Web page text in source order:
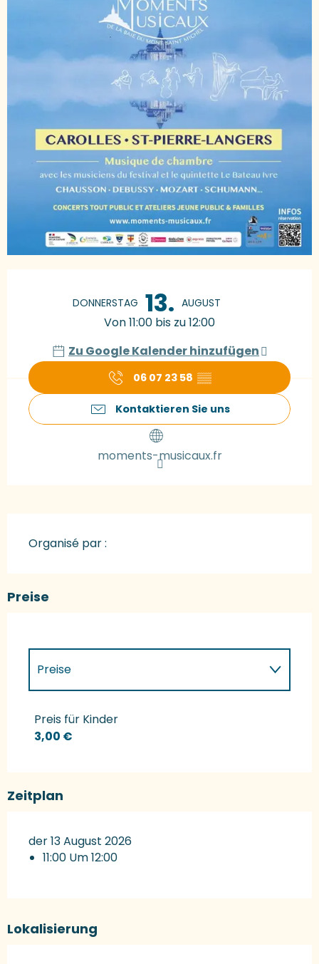
DONNERSTAG 13. AUGUST
Von 11:00 bis zu 12:00
Zu Google Kalender hinzufügen
06 07 23 58 ▒▒
Kontaktieren Sie uns
moments-musicaux.fr
Organisé par :
Preise
Preise
Preise 2027
Preis für Kinder
3,00 €
Zeitplan
der 13 August 2026
11:00 Um 12:00
Lokalisierung